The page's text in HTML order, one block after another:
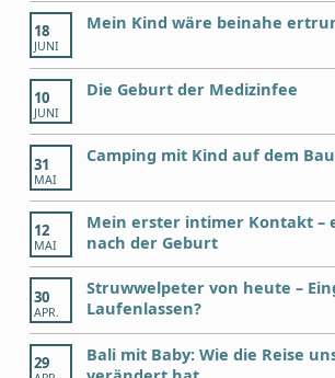
18
JUNI
Mein Kind wäre beinahe
10
JUNI
Die Geburt der Medizinfee
31
MAI
Camping mit Kind auf dem
12
MAI
Mein erster intimer Kontakt –
nach der Geburt
30
APR.
Struwwelpeter von heute –
Laufenlassen?
29
Bali mit Baby: Wie die Reise